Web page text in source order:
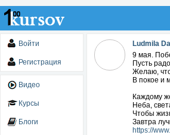
Войти
Регистрация
Видео
Курсы
Блоги
Ludmila
9 мая.
Пусть
Желаю,
В покое и
Каждому
Неба,
Чтобы
Завтра
https://